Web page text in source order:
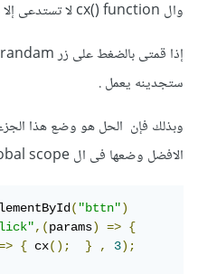
وال cx() function لا تستدعى إلا بالضغط على زر randam.
ستجدينه يعمل .
الافضل وضعها فى ال global scope في نهاية الكود .
("bttn")
,(params) =>
{
=> { cx(); } , 3);